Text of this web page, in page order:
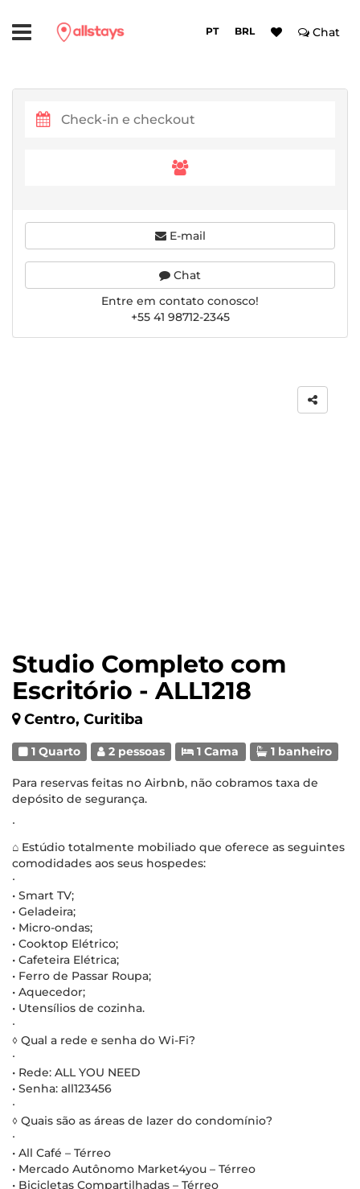
PT BRL Chat
Studio Completo com
Escritório - ALL1218
Centro, Curitiba
1 Quarto 2 pessoas 1 Cama 1 banheiro
Para reservas feitas no Airbnb, não cobramos taxa de
depósito de segurança.
∙
⌂ Estúdio totalmente mobiliado que oferece as seguintes
comodidades aos seus hospedes:
∙
• Smart TV;
• Geladeira;
• Micro-ondas;
• Cooktop Elétrico;
• Cafeteira Elétrica;
• Ferro de Passar Roupa;
• Aquecedor;
• Utensílios de cozinha.
∙
◊ Qual a rede e senha do Wi-Fi?
∙
• Rede: ALL YOU NEED
• Senha: all123456
∙
◊ Quais são as áreas de lazer do condomínio?
∙
• All Café – Térreo
• Mercado Autônomo Market4you – Térreo
• Bicicletas Compartilhadas – Térreo
E-mail
Chat
Entre em contato conosco!
+55 41 98712-2345